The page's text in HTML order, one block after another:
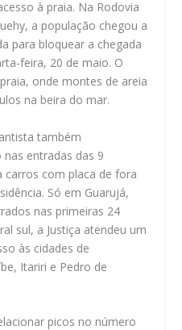
à praia. Na Rodovia
a população chegou a
para bloquear a chegada
feira, 20 de maio. O
onde montes de areia
na beira do mar.
também
entradas das 9
carros com placa de fora
Só em Guarujá,
nas primeiras 24
sul, a Justiça atendeu um
às cidades de
Itariri e Pedro de
picos no número